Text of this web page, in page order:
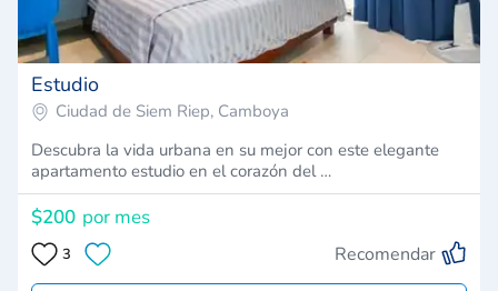
Estudio
Ciudad de Siem Riep, Camboya
Descubra la vida urbana en su mejor con este elegante
apartamento estudio en el corazón del …
$200 por mes
3 Recomendar